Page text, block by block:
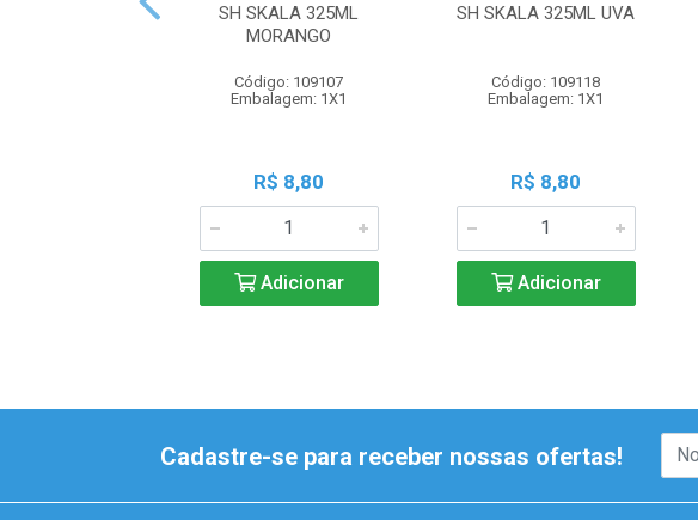
SH SKALA 325ML
MORANGO
Código: 109107
Embalagem: 1X1
R$ 8,80
Adicionar
SH SKALA 325ML UVA
Código: 109118
Embalagem: 1X1
R$ 8,80
Adicionar
Cadastre-se para receber nossas ofertas!